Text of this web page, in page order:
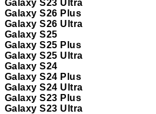
Galaxy S23 Ultra
Galaxy S26 Plus
Galaxy S26 Ultra
Galaxy S25
Galaxy S25 Plus
Galaxy S25 Ultra
Galaxy S24
Galaxy S24 Plus
Galaxy S24 Ultra
Galaxy S23 Plus
Galaxy S23 Ultra